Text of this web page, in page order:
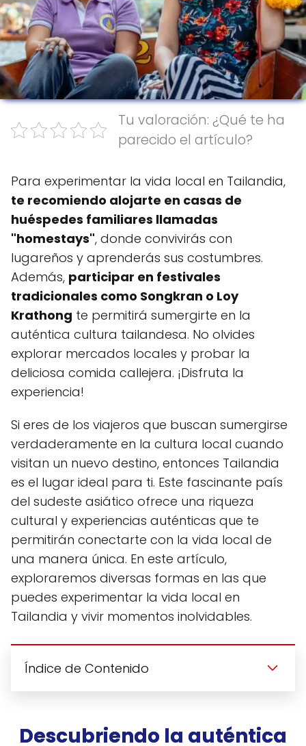
Tu valoración: ¿Qué te ha
parecido el artículo?
Para experimentar la vida local en Tailandia,
te recomiendo alojarte en casas de
huéspedes familiares llamadas
"homestays", donde convivirás con
lugareños y aprenderás sus costumbres.
Además, participar en festivales
tradicionales como Songkran o Loy
Krathong te permitirá sumergirte en la
auténtica cultura tailandesa. No olvides
explorar mercados locales y probar la
deliciosa comida callejera. ¡Disfruta la
experiencia!
Si eres de los viajeros que buscan sumergirse
verdaderamente en la cultura local cuando
visitan un nuevo destino, entonces Tailandia
es el lugar ideal para ti. Este fascinante país
del sudeste asiático ofrece una riqueza
cultural y experiencias auténticas que te
permitirán conectarte con la vida local de
una manera única. En este artículo,
exploraremos diversas formas en las que
puedes experimentar la vida local en
Tailandia y vivir momentos inolvidables.
Índice de Contenido
Descubriendo la auténtica